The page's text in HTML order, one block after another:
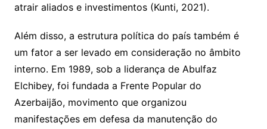
atrair aliados e investimentos (Kunti, 2021).
Além disso, a estrutura política do país também é
um fator a ser levado em consideração no âmbito
interno. Em 1989, sob a liderança de Abulfaz
Elchibey, foi fundada a Frente Popular do
Azerbaijão, movimento que organizou
manifestações em defesa da manutenção do